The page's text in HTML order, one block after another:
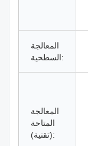
المعالجة
السطحية:
المعالجة
المتاحة
(تقنية):